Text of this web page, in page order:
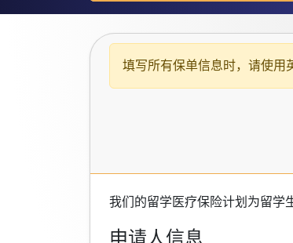
填写所有保单信息时，请使用
我们的留学医疗保险计划 为留学
申请人信息